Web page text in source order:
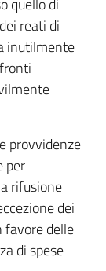
quello di
reati di
inutilmente
provvidenze
per
rifusione
dei
favore delle
di spese